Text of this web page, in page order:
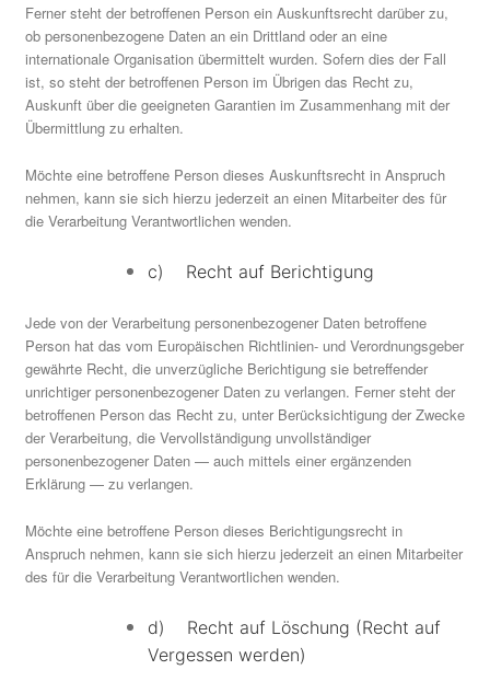
Ferner steht der betroffenen Person ein Auskunftsrecht darüber zu,
ob personenbezogene Daten an ein Drittland oder an eine
internationale Organisation übermittelt wurden. Sofern dies der Fall
ist, so steht der betroffenen Person im Übrigen das Recht zu,
Auskunft über die geeigneten Garantien im Zusammenhang mit der
Übermittlung zu erhalten.
Möchte eine betroffene Person dieses Auskunftsrecht in Anspruch
nehmen, kann sie sich hierzu jederzeit an einen Mitarbeiter des für
die Verarbeitung Verantwortlichen wenden.
c) Recht auf Berichtigung
Jede von der Verarbeitung personenbezogener Daten betroffene
Person hat das vom Europäischen Richtlinien- und Verordnungsgeber
gewährte Recht, die unverzügliche Berichtigung sie betreffender
unrichtiger personenbezogener Daten zu verlangen. Ferner steht der
betroffenen Person das Recht zu, unter Berücksichtigung der Zwecke
der Verarbeitung, die Vervollständigung unvollständiger
personenbezogener Daten — auch mittels einer ergänzenden
Erklärung — zu verlangen.
Möchte eine betroffene Person dieses Berichtigungsrecht in
Anspruch nehmen, kann sie sich hierzu jederzeit an einen Mitarbeiter
des für die Verarbeitung Verantwortlichen wenden.
d) Recht auf Löschung (Recht auf
Vergessen werden)